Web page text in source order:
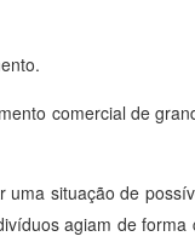
comercial de
situação de
agiam de